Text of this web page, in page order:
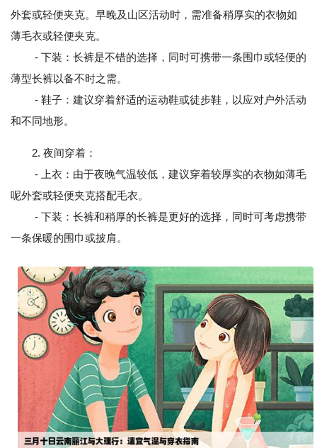
外套或轻便夹克。早晚及山区活动时，需准备稍厚实的衣物如
薄毛衣或轻便夹克。
- 下装：长裤是不错的选择，同时可携带一条围巾或轻便的
薄型长裤以备不时之需。
- 鞋子：建议穿着舒适的运动鞋或徒步鞋，以应对户外活动
和不同地形。
2. 夜间穿着：
- 上衣：由于夜晚气温较低，建议穿着较厚实的衣物如薄毛
呢外套或轻便夹克搭配毛衣。
- 下装：长裤和稍厚的长裤是更好的选择，同时可考虑携带
一条保暖的围巾或披肩。